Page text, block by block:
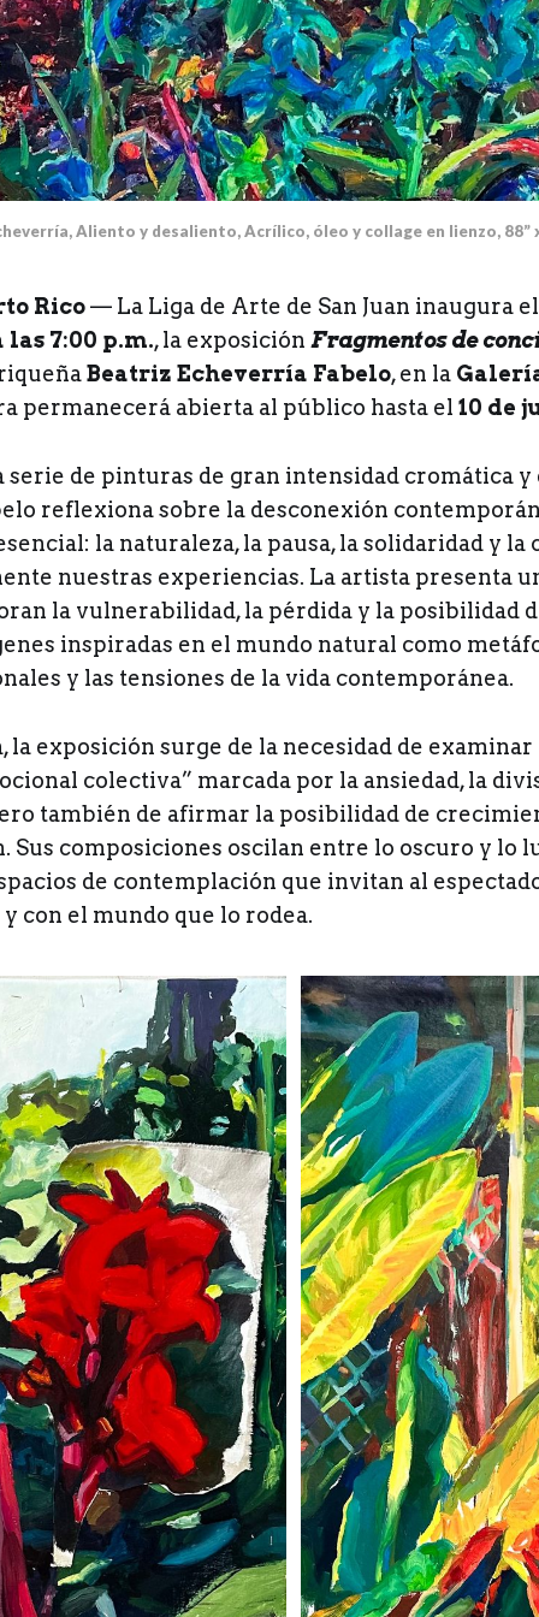
Aliento y desaliento, Acrílico, óleo y collage en lienzo, 88”
Rico— La Liga de Arte de San Juan inaugura
las 7:00 p.m., la exposición Fragmentos de
Beatriz Echeverría Fabelo, en la
permanecerá abierta al público hasta el 10 de
serie de pinturas de gran intensidad cromática y
reflexiona sobre la desconexión
la naturaleza, la pausa, la solidaridad y la
nuestras experiencias. La artista presenta
la vulnerabilidad, la pérdida y la posibilidad
inspiradas en el mundo natural como
y las tensiones de la vida contemporánea.
la exposición surge de la necesidad de examinar
colectiva” marcada por la ansiedad, la
también de afirmar la posibilidad de
Sus composiciones oscilan entre lo oscuro y lo
de contemplación que invitan al
con el mundo que lo rodea.